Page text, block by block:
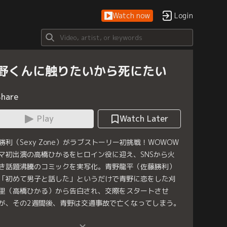
Watch now Login
くんに触りたいから死にたい
Play
Watch Later
利（Sexy Zone）がラブストーリー初挑戦！WOWOW
初出演の高橋ひかるをヒロイン役に迎え、SNSから火
話題沸騰のコミックを実写化。青野龍平（佐藤勝利）
初めて男子と話した」というだけで青野に恋をした刈
（高橋ひかる）から告白され、交際をスタートさせ
、その2週間後、青野は交通事故で亡くなってしまう。